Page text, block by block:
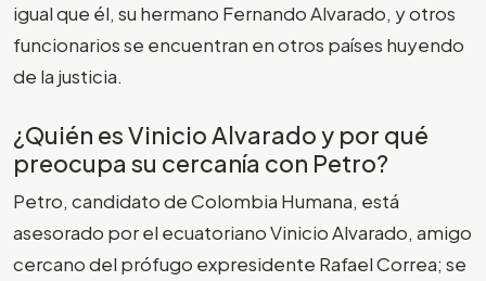
igual que él, su hermano Fernando Alvarado, y otros
funcionarios se encuentran en otros países huyendo
de la justicia.
¿Quién es Vinicio Alvarado y por qué
preocupa su cercanía con Petro?
Petro, candidato de Colombia Humana, está
asesorado por el ecuatoriano Vinicio Alvarado, amigo
cercano del prófugo expresidente Rafael Correa; se